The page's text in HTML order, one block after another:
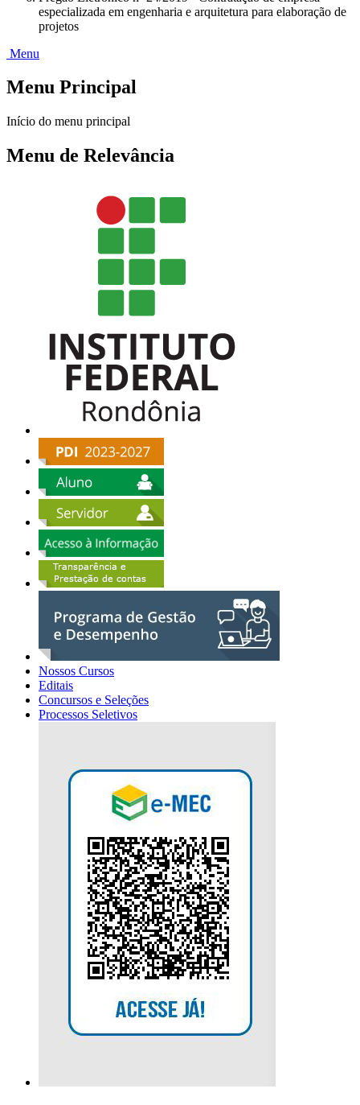
especializada em engenharia e arquitetura para elaboração de
projetos
Menu
Menu Principal
Início do menu principal
Menu de Relevância
Nossos Cursos
Editais
Concursos e Seleções
Processos Seletivos